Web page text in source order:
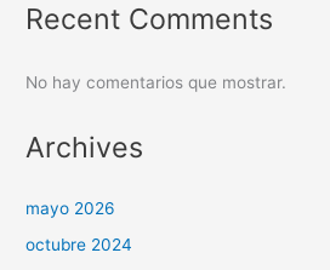
Recent Comments
No hay comentarios que mostrar.
Archives
mayo 2026
octubre 2024